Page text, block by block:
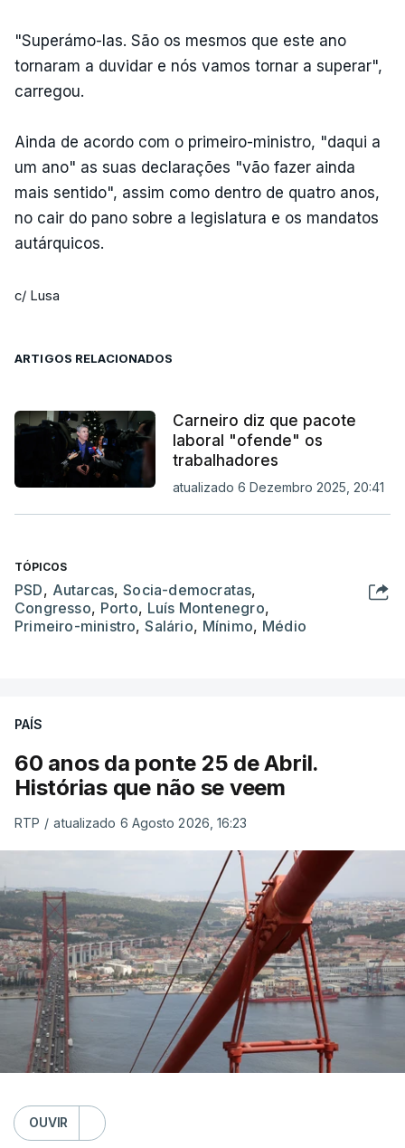
"Superámo-las. São os mesmos que este ano
tornaram a duvidar e nós vamos tornar a superar",
carregou.
Ainda de acordo com o primeiro-ministro, "daqui a
um ano" as suas declarações "vão fazer ainda
mais sentido", assim como dentro de quatro anos,
no cair do pano sobre a legislatura e os mandatos
autárquicos.
c/ Lusa
ARTIGOS RELACIONADOS
Carneiro diz que pacote
laboral "ofende" os
trabalhadores
atualizado 6 Dezembro 2025, 20:41
TÓPICOS
PSD, Autarcas,Socia-democratas,
Congresso, Porto, Luís Montenegro,
Primeiro-ministro,Salário, Mínimo, Médio
PAÍS
60 anos da ponte 25 de Abril.
Histórias que não se veem
RTP / atualizado 6 Agosto 2026, 16:23
OUVIR